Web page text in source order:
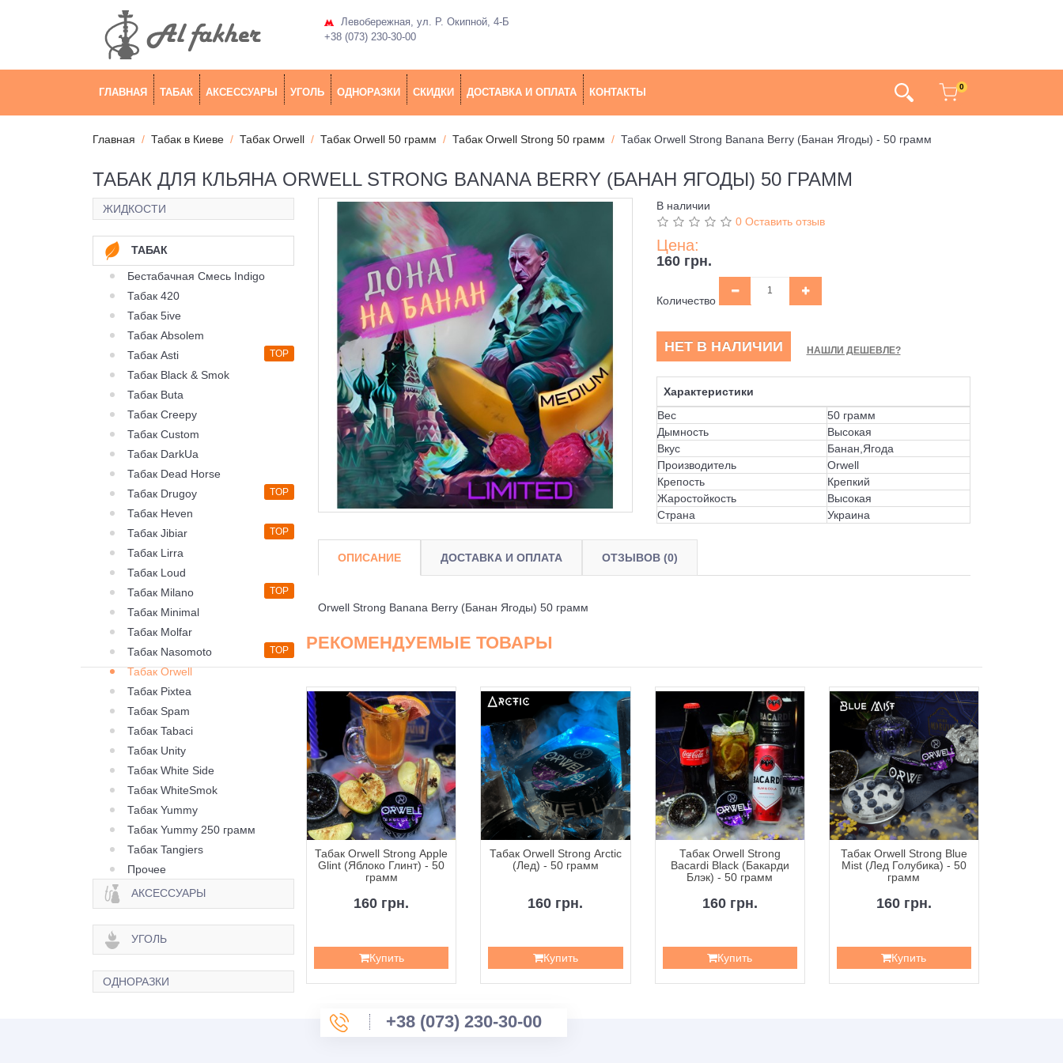
Левобережная, ул. Р. Окипной, 4-Б
+38 (073) 230-30-00
ГЛАВНАЯ ТАБАК АКСЕССУАРЫ УГОЛЬ ОДНОРАЗКИ СКИДКИ ДОСТАВКА И ОПЛАТА КОНТАКТЫ 0
Главная Табак в Киеве Табак Orwell Табак Orwell 50 грамм Табак Orwell Strong 50 грамм Табак Orwell Strong Banana Berry (Банан Ягоды) - 50 грамм
ТАБАК ДЛЯ КЛЬЯНА ORWELL STRONG BANANA BERRY (БАНАН ЯГОДЫ) 50 ГРАММ
ЖИДКОСТИ
ТАБАК
Бестабачная Смесь Indigo
Табак 420
Табак 5ive
Табак Absolem
Табак Asti
TOP
Табак Black & Smok
Табак Buta
Табак Creepy
Табак Custom
Табак DarkUa
Табак Dead Horse
Табак Drugoy
TOP
Табак Heven
Табак Jibiar
TOP
Табак Lirra
Табак Loud
Табак Milano
TOP
Табак Minimal
Табак Molfar
Табак Nasomoto
TOP
Табак Orwell
Табак Pixtea
Табак Spam
Табак Tabaci
Табак Unity
Табак White Side
Табак WhiteSmok
Табак Yummy
Табак Yummy 250 грамм
Табак Tangiers
Прочее
АКСЕССУАРЫ
УГОЛЬ
ОДНОРАЗКИ
В наличии
0 Оставить отзыв
Цена:
160 грн.
Количество
НЕТ В НАЛИЧИИ НАШЛИ ДЕШЕВЛЕ?
Характеристики
Вес
50 грамм
Дымность
Высокая
Вкус
Банан,Ягода
Производитель
Orwell
Крепость
Крепкий
Жаростойкость
Высокая
Страна
Украина
ОПИСАНИЕ ДОСТАВКА И ОПЛАТА ОТЗЫВОВ (0)
Orwell Strong Banana Berry (Банан Ягоды) 50 грамм
РЕКОМЕНДУЕМЫЕ ТОВАРЫ
Табак Orwell Strong
Grape Chups (Виноград
Чупс) - 50 грамм
Купить
Табак Orwell Strong Apple
Glint (Яблоко Глинт) - 50
грамм
160 грн.
Купить
Табак Orwell Strong Arctic
(Лед) - 50 грамм
160 грн.
Купить
Табак Orwell Strong
Bacardi Black (Бакарди
Блэк) - 50 грамм
160 грн.
Купить
Табак Orwell Strong Blue
Mist (Лед Голубика) - 50
грамм
160 грн.
Купить
+38 (073) 230-30-00